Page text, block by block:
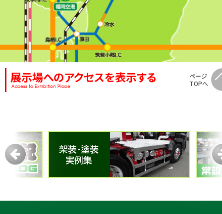
展示場へのアクセスを表示する
Access to Exhibition Place
ページ
TOPへ